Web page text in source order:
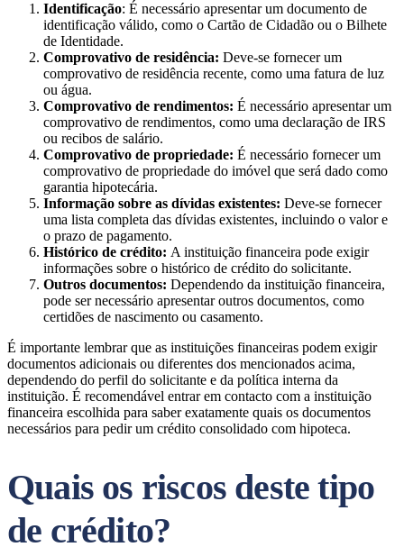
Identificação: É necessário apresentar um documento de
identificação válido, como o Cartão de Cidadão ou o Bilhete
de Identidade.
Comprovativo de residência: Deve-se fornecer um
comprovativo de residência recente, como uma fatura de luz
ou água.
Comprovativo de rendimentos: É necessário apresentar um
comprovativo de rendimentos, como uma declaração de IRS
ou recibos de salário.
Comprovativo de propriedade: É necessário fornecer um
comprovativo de propriedade do imóvel que será dado como
garantia hipotecária.
Informação sobre as dívidas existentes: Deve-se fornecer
uma lista completa das dívidas existentes, incluindo o valor e
o prazo de pagamento.
Histórico de crédito: A instituição financeira pode exigir
informações sobre o histórico de crédito do solicitante.
Outros documentos: Dependendo da instituição financeira,
pode ser necessário apresentar outros documentos, como
certidões de nascimento ou casamento.
É importante lembrar que as instituições financeiras podem exigir
documentos adicionais ou diferentes dos mencionados acima,
dependendo do perfil do solicitante e da política interna da
instituição. É recomendável entrar em contacto com a instituição
financeira escolhida para saber exatamente quais os documentos
necessários para pedir um crédito consolidado com hipoteca.
Quais os riscos deste tipo
de crédito?